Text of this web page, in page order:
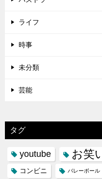
ライフ
時事
未分類
芸能
タグ
youtube お笑
コンビニ バレーボール